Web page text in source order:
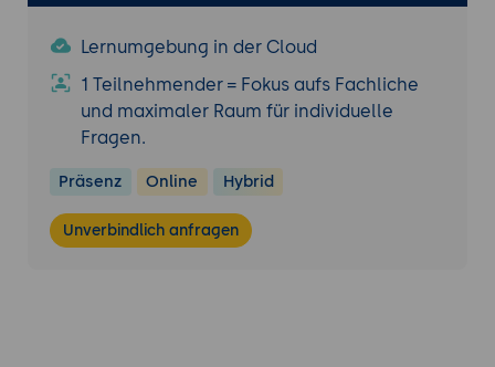
Komponenten, Utilities und Responsive-
Lernumgebung in der Cloud
1 Teilnehmender = Fokus aufs Fachliche
und maximaler Raum für individuelle
Fragen.
Präsenz Online Hybrid
Unverbindlich anfragen